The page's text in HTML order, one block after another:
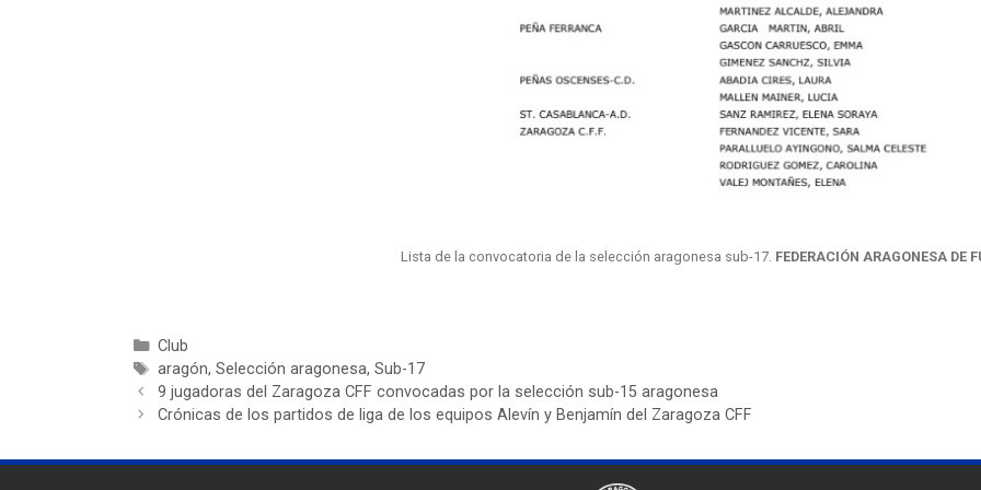
Lista de la convocatoria de la selección aragonesa sub-17. FEDERACIÓN ARAGONESA DE
Club
aragón, Selección aragonesa, Sub-17
9 jugadoras del Zaragoza CFF convocadas por la selección sub-15 aragonesa
Crónicas de los partidos de liga de los equipos Alevín y Benjamín del Zaragoza CFF